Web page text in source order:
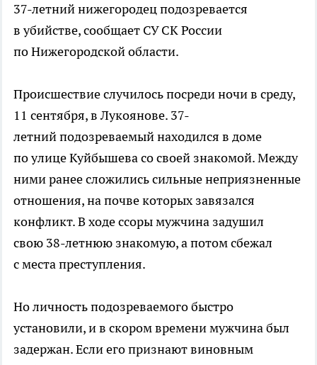
37-летний нижегородец подозревается
в убийстве, сообщает СУ СК России
по Нижегородской области.
Происшествие случилось посреди ночи в среду,
11 сентября, в Лукоянове. 37-
летний подозреваемый находился в доме
по улице Куйбышева со своей знакомой. Между
ними ранее сложились сильные неприязненные
отношения, на почве которых завязался
конфликт. В ходе ссоры мужчина задушил
свою 38-летнюю знакомую, а потом сбежал
с места преступления.
Но личность подозреваемого быстро
установили, и в скором времени мужчина был
задержан. Если его признают виновным